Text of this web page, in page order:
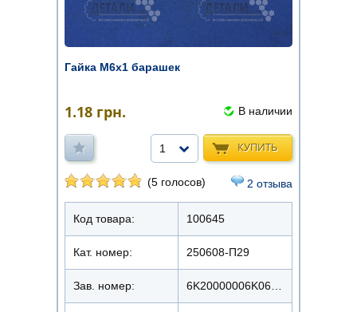
Гайка М6х1 барашек
1.18 грн. В наличии
КУПИТЬ
1
(5 голосов) 2 отзыва
Код товара: 100645
Кат. номер: 250608-П29
Зав. номер: